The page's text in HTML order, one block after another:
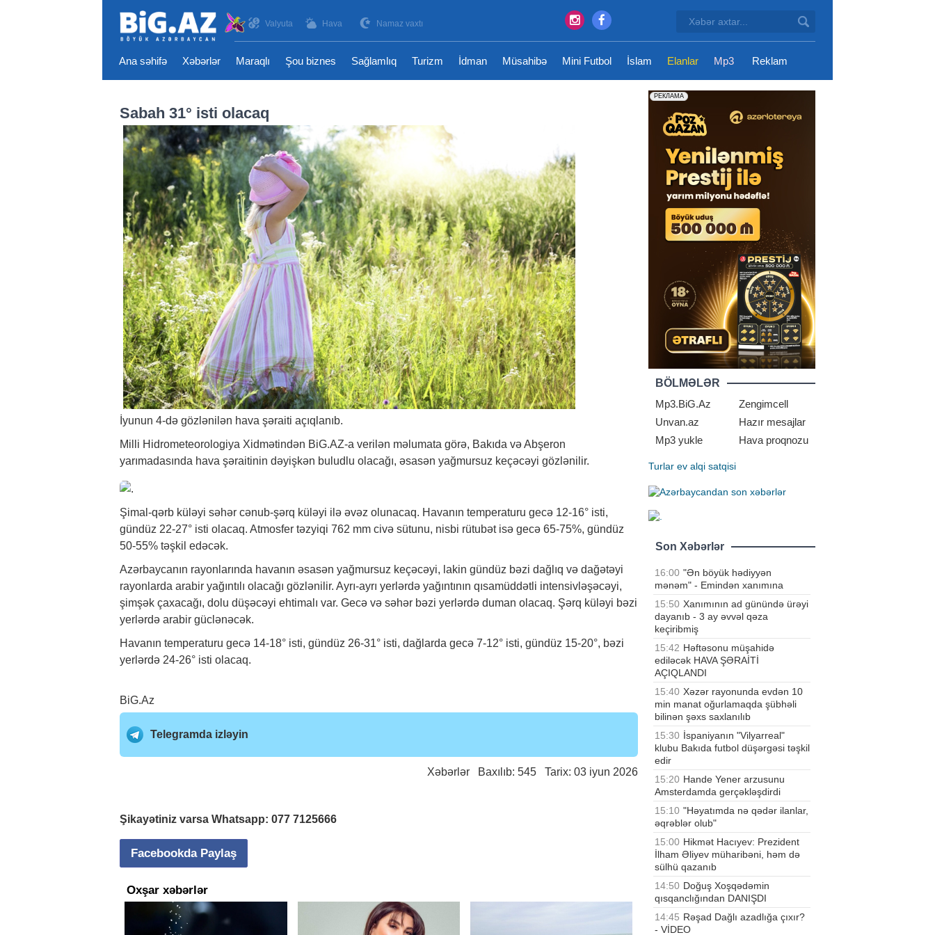
Valyuta Hava Namaz vaxtı
Ana səhifə Xəbərlər Maraqlı Şou biznes Sağlamlıq Turizm İdman Müsahibə Mini Futbol İslam Elanlar Mp3 Reklam
Sabah 31° isti olacaq
İyunun 4-də gözlənilən hava şəraiti açıqlanıb.
Milli Hidrometeorologiya Xidmətindən BiG.AZ-a verilən məlumata görə, Bakıda və Abşeron
yarımadasında hava şəraitinin dəyişkən buludlu olacağı, əsasən yağmursuz keçəcəyi gözlənilir.
Şimal-qərb küləyi səhər cənub-şərq küləyi ilə əvəz olunacaq. Havanın temperaturu gecə 12-16° isti,
gündüz 22-27° isti olacaq. Atmosfer təzyiqi 762 mm civə sütunu, nisbi rütubət isə gecə 65-75%, gündüz
50-55% təşkil edəcək.
Azərbaycanın rayonlarında havanın əsasən yağmursuz keçəcəyi, lakin gündüz bəzi dağlıq və dağətəyi
rayonlarda arabir yağıntılı olacağı gözlənilir. Ayrı-ayrı yerlərdə yağıntının qısamüddətli intensivləşəcəyi,
şimşək çaxacağı, dolu düşəcəyi ehtimalı var. Gecə və səhər bəzi yerlərdə duman olacaq. Şərq küləyi bəzi
yerlərdə arabir güclənəcək.
Havanın temperaturu gecə 14-18° isti, gündüz 26-31° isti, dağlarda gecə 7-12° isti, gündüz 15-20°, bəzi
yerlərdə 24-26° isti olacaq.
BiG.Az
Telegramda izləyin
Xəbərlər Baxılıb: 545 Tarix: 03 iyun 2026
Şikayətiniz varsa Whatsapp: 077 7125666
Facebookda Paylaş
Oxşar xəbərlər
BÖLMƏLƏR
Mp3.BiG.Az
Zengimcell
Unvan.az
Hazır mesajlar
Mp3 yukle
Hava proqnozu
Turlar ev alqi satqisi
Son Xəbərlər
16:00 "Ən böyük hədiyyən
mənəm" - Emindən xanımına
15:50 Xanımının ad günündə ürəyi
dayanıb - 3 ay əvvəl qəza
keçiribmiş
15:42 Həftəsonu müşahidə
ediləcək HAVA ŞƏRAİTİ
AÇIQLANDI
15:40 Xəzər rayonunda evdən 10
min manat oğurlamaqda şübhəli
bilinən şəxs saxlanılıb
15:30 İspaniyanın "Vilyarreal"
klubu Bakıda futbol düşərgəsi təşkil
edir
15:20 Hande Yener arzusunu
Amsterdamda gerçəkləşdirdi
15:10 "Həyatımda nə qədər ilanlar,
əqrəblər olub"
15:00 Hikmət Hacıyev: Prezident
İlham Əliyev müharibəni, həm də
sülhü qazanıb
14:50 Doğuş Xoşqədəmin
qısqanclığından DANIŞDI
14:45 Rəşad Dağlı azadlığa çıxır?
- VİDEO